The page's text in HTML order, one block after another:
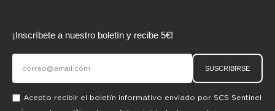
¡Inscríbete a nuestro boletín y recibe 5€!
SUSCRIBIRSE
Acepto recibir el boletín informativo enviado por SCS Sentinel